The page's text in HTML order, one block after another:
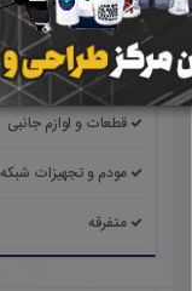
رایانه همراه
پرینتر/اسکنر/کپی/
قطعات و لوازم جانبی
مودم و تجهیزات شبکه
متفرقه